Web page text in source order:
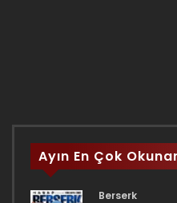
Ayın En Çok
Berserk